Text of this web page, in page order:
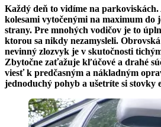
Každý deň to vidíme na
kolesami vytočenými na maximum do
strany. Pre mnohých vodičov je to
ktorou sa nikdy nezamysleli.
nevinný zlozvyk je v skutočnosti
Zbytočne zaťažuje kľúčové a drahé
viesť k predčasným a nákladným
jednoduchý pohyb a ušetríte si stovky